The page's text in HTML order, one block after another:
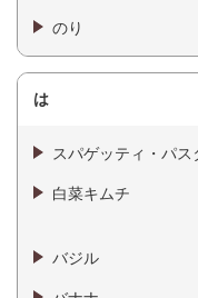
のり
は
スパゲッティ・パス
白菜キムチ
バジル